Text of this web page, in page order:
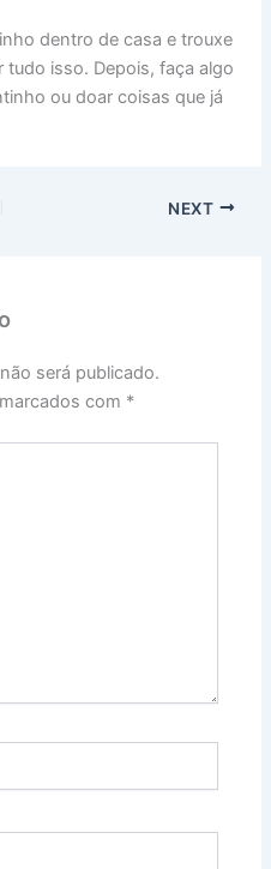
dentro de casa e trouxe
isso. Depois, faça algo
ou doar coisas que já
NEXT
será publicado.
com *